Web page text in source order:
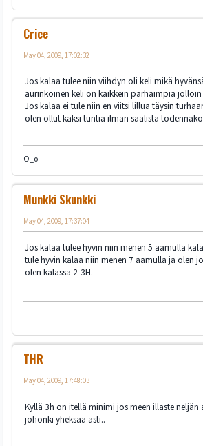
Crice
May 04, 2009, 17:02:32
Jos kalaa tulee niin viihdyn oli keli mikä
aurinkoinen keli on kaikkein parhaimpia
Jos kalaa ei tule niin en viitsi lillua täysin
olen ollut kaksi tuntia ilman saalista
O_o
Munkki Skunkki
May 04, 2009, 17:37:04
Jos kalaa tulee hyvin niin menen 5 aamulla
tule hyvin kalaa niin menen 7 aamulla ja olen
olen kalassa 2-3H.
THR
May 04, 2009, 17:48:03
Kyllä 3h on itellä minimi jos meen illaste
johonki yheksää asti..